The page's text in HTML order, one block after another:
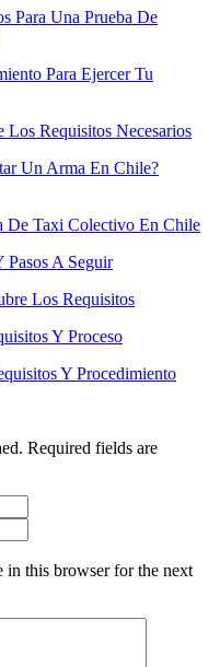
Para Una Prueba De
Para Ejercer Tu
Los Requisitos Necesarios
Un Arma En Chile?
De Taxi Colectivo En Chile
A Seguir
Los Requisitos
Y Proceso
Y Procedimiento
Required fields are
in this browser for the next